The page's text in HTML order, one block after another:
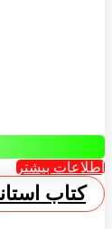
اطلاعات بیشتر
کتاب